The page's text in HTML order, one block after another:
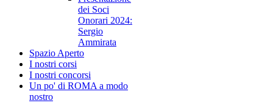
dei Soci
Onorari 2024:
Sergio
Ammirata
Spazio Aperto
I nostri corsi
I nostri concorsi
Un po' di ROMA a modo
nostro